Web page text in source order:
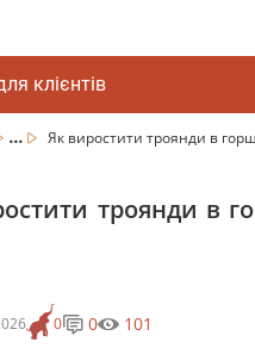
клієнтів
... Як виростити троянди в
троянди в
0 0 101